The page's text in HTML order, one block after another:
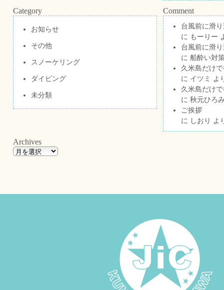
Category
お知らせ
その他
スノーケリング
ダイビング
未分類
Comment
台風前に滑
に もーりー
台風前に滑
に 船酔い対
久米島だけ
に イツミ
よ
久米島だけ
に 秋元ひろ
ご挨拶
に しおり よ
Archives